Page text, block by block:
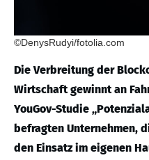
©DenysRudyi/fotolia.com
Die Verbreitung der
Wirtschaft gewinnt an
YouGov-Studie
befragten Unternehmen,
den Einsatz im eigenen